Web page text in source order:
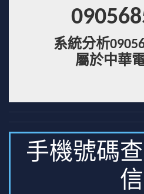
系統分析
屬於中華
手機號碼
信